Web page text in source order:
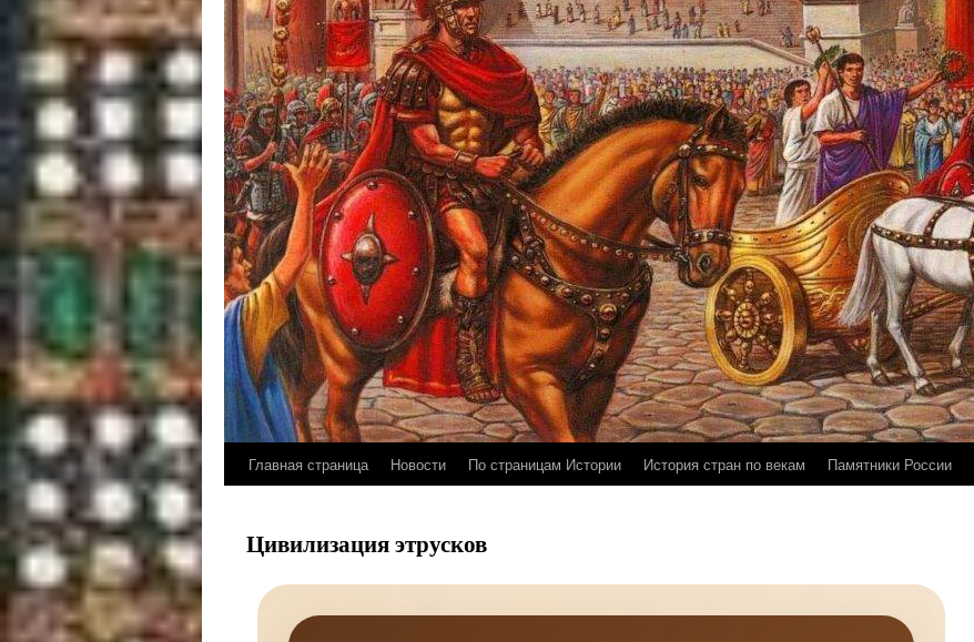
Главная страница Новости По страницам Истории История стран по векам Памятники России
Цивилизация этрусков